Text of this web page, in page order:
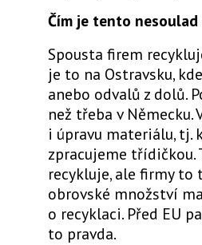
Čím je tento nesoulad
Spousta firem
je to na Ostravsku,
anebo odvalů z dolů.
než třeba v Německu.
i úpravu materiálu, tj.
zpracujeme třídičkou.
recykluje, ale firmy to
obrovské množství
o recyklaci. Před EU
to pravda.